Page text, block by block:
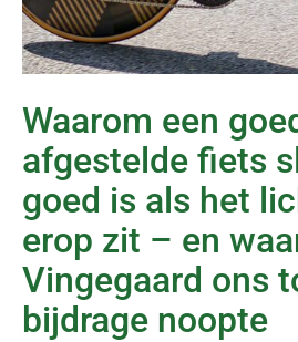
Waarom een
afgestelde fiets
goed is als het
erop zit – en
Vingegaard ons
bijdrage noopte